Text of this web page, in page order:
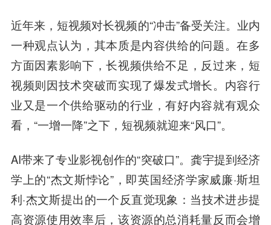
近年来，短视频对长视频的“冲击”备受关注。业内
一种观点认为，其本质是内容供给的问题。在多
方面因素影响下，长视频供给不足，反过来，短
视频则因技术突破而实现了爆发式增长。内容行
业又是一个供给驱动的行业，有好内容就有观众
看，“一增一降”之下，短视频就迎来“风口”。
AI带来了专业影视创作的“突破口”。龚宇提到经济
学上的“杰文斯悖论”，即英国经济学家威廉·斯坦
利·杰文斯提出的一个反直觉现象：当技术进步提
高资源使用效率后，该资源的总消耗量反而会增